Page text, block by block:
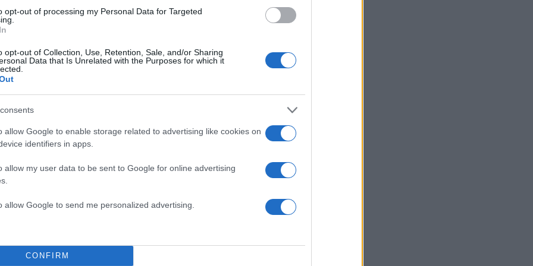
opt-out of processing my Personal Data for Targeted
opt-out of Collection, Use, Retention, Sale, and/or Sharing
Data that Is Unrelated with the Purposes for which it
allow Google to enable storage related to advertising like cookies on
identifiers in apps.
allow my user data to be sent to Google for online advertising
allow Google to send me personalized advertising.
CONFIRM
όπως παρατηρεί και το Reuters, ότι ήδη τον Οκτώβριο
ανακοινώσει την απομάκρυνση οκτώ μελών της
ως «μη δηλωμένοι αξιωματικοί ρωσικών μυστικών
ΔΙΑΦΗΜΙΣΗ